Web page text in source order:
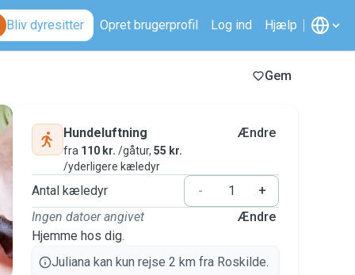
Bliv dyresitter Opret brugerprofil Log ind Hjælp
Gem
Hundeluftning
fra 110 kr. /gåtur, 55 kr.
/yderligere kæledyr
Ændre
Antal kæledyr -
+
Ingen datoer angivet
Hjemme hos dig.
Ændre
Juliana kan kun rejse 2 km fra Roskilde.